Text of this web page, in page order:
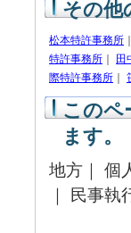
その他
松本特許事務所
特許事務所
田
際特許事務所
このペ
ます。
地方｜ 個
｜ 民事